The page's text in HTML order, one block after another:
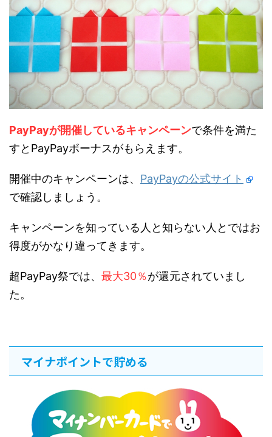
PayPayが開催しているキャンペーンで条件を満た
すとPayPayボーナスがもらえます。
開催中のキャンペーンは、 PayPayの公式サイト
で確認しましょう。
キャンペーンを知っている人と知らない人とではお
得度がかなり違ってきます。
超PayPay祭では、 最大30％が還元されていまし
た。
マイナポイントで貯める